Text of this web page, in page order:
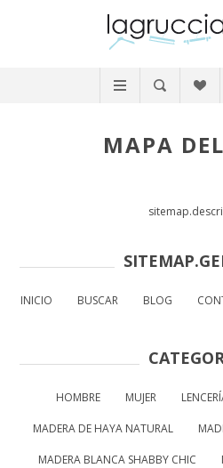
MAPA
INICIO BUSCAR BLOG
HOMBRE MUJER
MADERA DE HAYA NATURAL
MADERA BLANCA SHABBY CHIC